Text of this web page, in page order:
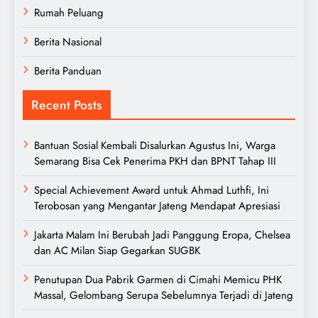
Rumah Peluang
Berita Nasional
Berita Panduan
Recent Posts
Bantuan Sosial Kembali Disalurkan Agustus Ini, Warga
Semarang Bisa Cek Penerima PKH dan BPNT Tahap III
Special Achievement Award untuk Ahmad Luthfi, Ini
Terobosan yang Mengantar Jateng Mendapat Apresiasi
Jakarta Malam Ini Berubah Jadi Panggung Eropa, Chelsea
dan AC Milan Siap Gegarkan SUGBK
Penutupan Dua Pabrik Garmen di Cimahi Memicu PHK
Massal, Gelombang Serupa Sebelumnya Terjadi di Jateng